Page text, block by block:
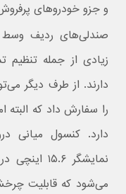
و جزو خودروهای
صندلی‌های ردیف
زیادی از جمله تنظیم
را سفارش داد که
دارد. کنسول میانی
نمایشگر
می‌شود که قابلیت